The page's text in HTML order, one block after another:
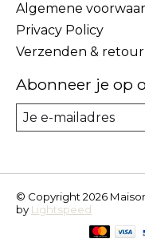
Algemene
Privacy Policy
Verzenden &
Abonneer je op
© Copyright 2026
by Lightspeed